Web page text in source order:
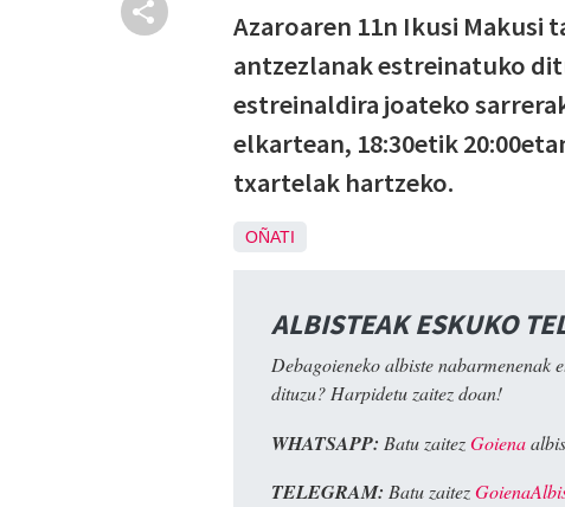
Azaroaren 11n Ikusi Makusi
antzezlanak estreinatuko
estreinaldira joateko
elkartean, 18:30etik
txartelak hartzeko.
OÑATI
ALBISTEAK ESKUKO
Debagoieneko albiste nabarmenenak
dituzu? Harpidetu zaitez doan!
WHATSAPP: Batu zaitezGoiena
TELEGRAM: Batu zaitez